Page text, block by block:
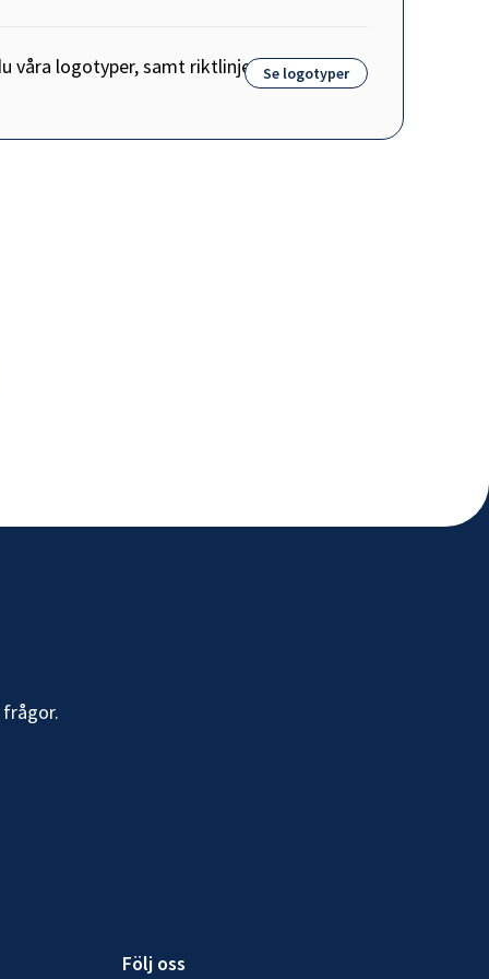
våra logotyper, samt riktlinjer Se logotyper
Följ oss